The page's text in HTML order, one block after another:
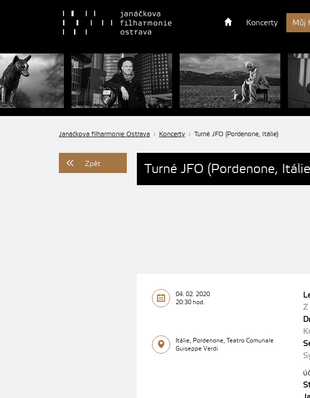
Koncerty Můj
Janáčkova filharmonie Ostrava Koncerty Turné JFO (Pordenone, Itálie)
Zpět Turné JFO (Pordenone,
04. 02. 2020
20:30 hod.
Itálie, Pordenone, Teatro Comunale
Guiseppe Verdi
Z